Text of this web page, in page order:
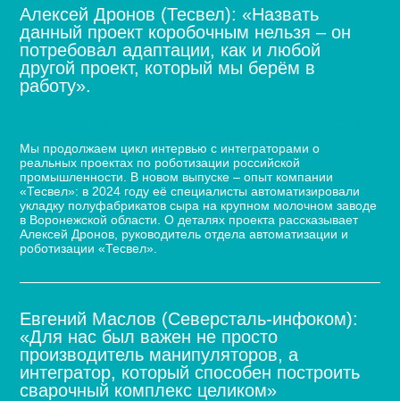
Алексей Дронов (Тесвел): «Назвать
данный проект коробочным нельзя – он
потребовал адаптации, как и любой
другой проект, который мы берём в
работу».
Мы продолжаем цикл интервью с интеграторами о
реальных проектах по роботизации российской
промышленности. В новом выпуске – опыт компании
«Тесвел»: в 2024 году её специалисты автоматизировали
укладку полуфабрикатов сыра на крупном молочном заводе
в Воронежской области. О деталях проекта рассказывает
Алексей Дронов, руководитель отдела автоматизации и
роботизации «Тесвел».
Евгений Маслов (Северсталь-инфоком):
«Для нас был важен не просто
производитель манипуляторов, а
интегратор, который способен построить
сварочный комплекс целиком»